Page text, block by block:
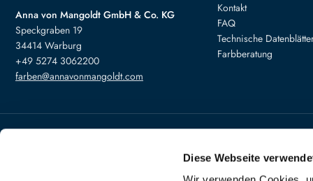
Diese Webseite
Anna von Mangoldt GmbH & Co. KG
Speckgraben 19
34414 Warburg
+49 5274 3062200
farben@annavonmangoldt.com
Kontakt
FAQ
Technische
Farbberatung